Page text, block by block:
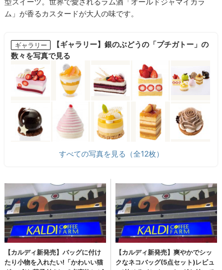
ム」が香るカスタードが大人の味です。
ギャラリー
【ギャラリー】銀のぶどうの「プチガトー」の
数々を写真で見る
すべての写真を見る（全12枚）